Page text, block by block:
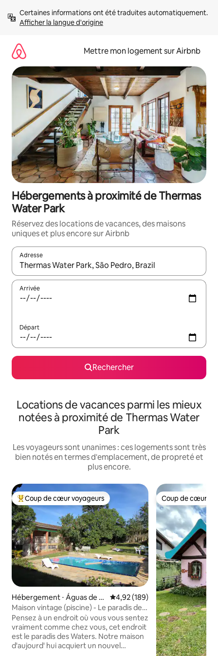
directement
Afficher la langue d'origine
Mettre mon logement sur Airbnb
Hébergements à proximité de Thermas
Water Park
Réservez des locations de vacances, des maisons
uniques et plus encore sur Airbnb
Adresse
Lorsque les résultats s'affichent, utilisez les flèches vers le
Arrivée
Départ
Rechercher
Locations de vacances parmi les mieux
notées à proximité de Thermas Water
Park
Les voyageurs sont unanimes : ces logements sont très
bien notés en termes d'emplacement, de propreté et
plus encore.
Coups de cœur voyageurs les plus appréciés
Coup de cœur voyageurs
Hébergement ⋅ Águas de S
ão Pedro
Évaluation moyenne sur la
4,92 (189)
Maison vintage (piscine) - Le paradis des
eaux
Pensez à un endroit où vous vous sentez
vraiment comme chez vous, cet endroit
est le paradis des Waters. Notre maison
d'aujourd' hui acquiert un nouvel
Coup de cœur
Coup de cœur